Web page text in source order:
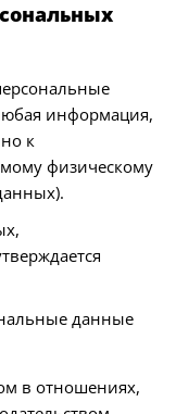
информация,
к
физическому
данные
в отношениях,